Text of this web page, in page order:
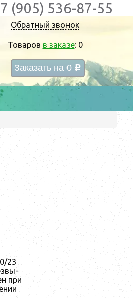
Обратный звонок
Товаров в заказе: 0
Заказать на 0 c
(905) 536-87-55
23
при